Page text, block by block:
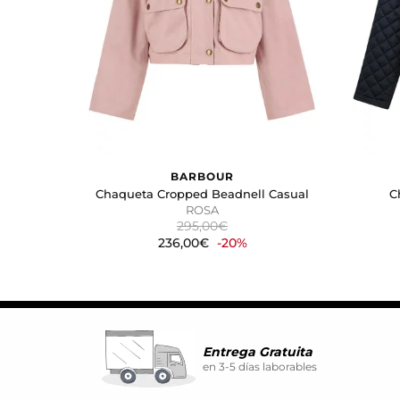
BARBOUR
Chaqueta Cropped Beadnell Casual
ROSA
295,00€
236,00€ -20%
Entrega Gratuita
en 3-5 días laborables
atractivos para el usuario
GUARDAR
nuestra